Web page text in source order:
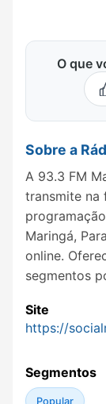
O que
Sobre a
A 93.3 FM
transmite na
Maringá,
online.
segmentos
Site
https://
Segmentos
Popular